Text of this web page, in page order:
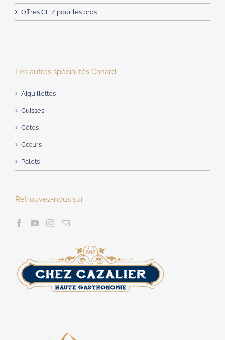
Offres CE / pour les pros
Les autres spécialités Canard
Aiguillettes
Cuisses
Côtes
Cœurs
Palets
Retrouvez-nous sur :